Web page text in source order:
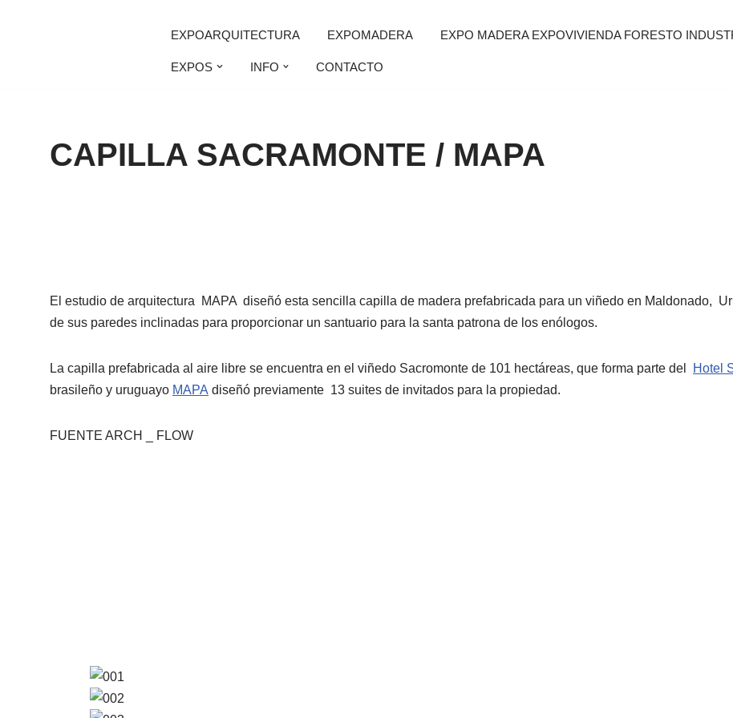
EXPOARQUITECTURA EXPOMADERA EXPO MADERA EXPOVIVIENDA FORESTO
EXPOS INFO CONTACTO
CAPILLA SACRAMONTE / MAPA
El estudio de arquitectura MAPA diseñó esta sencilla capilla de madera prefabricada para un viñedo en Maldonado,
de sus paredes inclinadas para proporcionar un santuario para la santa patrona de los enólogos.
La capilla prefabricada al aire libre se encuentra en el viñedo Sacromonte de 101 hectáreas, que forma parte del Hotel
brasileño y uruguayo MAPA diseñó previamente 13 suites de invitados para la propiedad.
FUENTE ARCH _ FLOW